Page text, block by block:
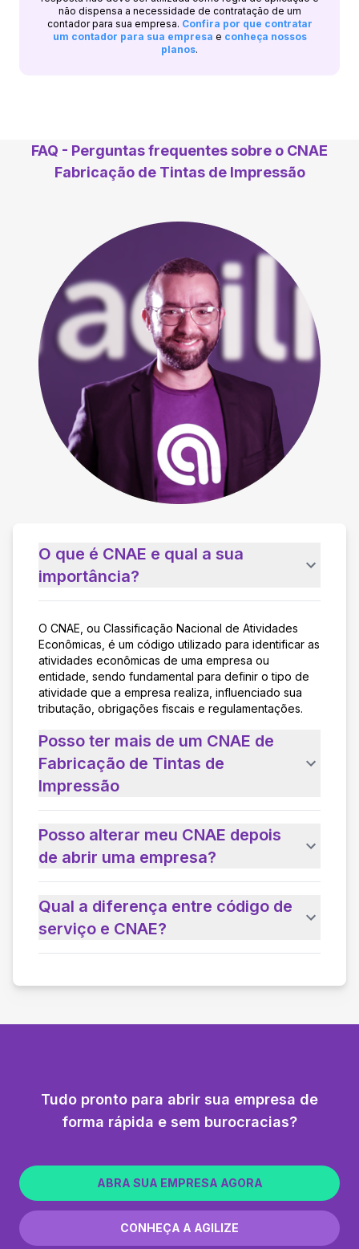
não dispensa a necessidade de contratação de um
contador para sua empresa. Confira por que contratar
um contador para sua empresa e conheça nossos
planos.
FAQ - Perguntas frequentes sobre o CNAE
Fabricação de Tintas de Impressão
O que é CNAE e qual a sua
importância?
O CNAE, ou Classificação Nacional de Atividades
Econômicas, é um código utilizado para identificar as
atividades econômicas de uma empresa ou
entidade, sendo fundamental para definir o tipo de
atividade que a empresa realiza, influenciado sua
tributação, obrigações fiscais e regulamentações.
Posso ter mais de um CNAE de
Fabricação de Tintas de
Impressão
Posso alterar meu CNAE depois
de abrir uma empresa?
Qual a diferença entre código de
serviço e CNAE?
Tudo pronto para abrir sua empresa de
forma rápida e sem burocracias?
ABRA SUA EMPRESA AGORA
CONHEÇA A AGILIZE